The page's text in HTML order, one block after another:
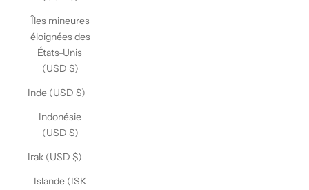
Îles mineures
éloignées des
États-Unis
(USD $)
Inde (USD $)
Indonésie
(USD $)
Irak (USD $)
Islande (ISK